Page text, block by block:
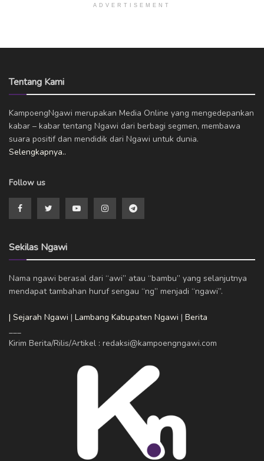
ADVERTISEMENT
Tentang Kami
KampoengNgawi merupakan Media Online yang mengedepankan
kabar – kabar tentang Ngawi dari berbagi segmen, membawa
suara positif dan mendidik dari Ngawi untuk dunia.
Selengkapnya..
Follow us
Sekilas Ngawi
Nama ngawi berasal dari “awi” atau “bambu” yang selanjutnya
mendapat tambahan huruf sengau “ng” menjadi “ngawi”.
| Sejarah Ngawi | Lambang Kabupaten Ngawi | Berita
___
Kirim Berita/Rilis/Artikel : redaksi@kampoengngawi.com